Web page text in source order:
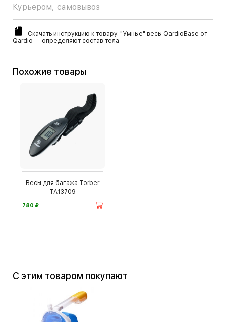
Курьером, самовывоз
Скачать инструкцию к товару. "Умные" весы QardioBase от
Qardio — определяют состав тела
Похожие товары
Весы для багажа Torber
TA13709
780 ⃏
С этим товаром покупают